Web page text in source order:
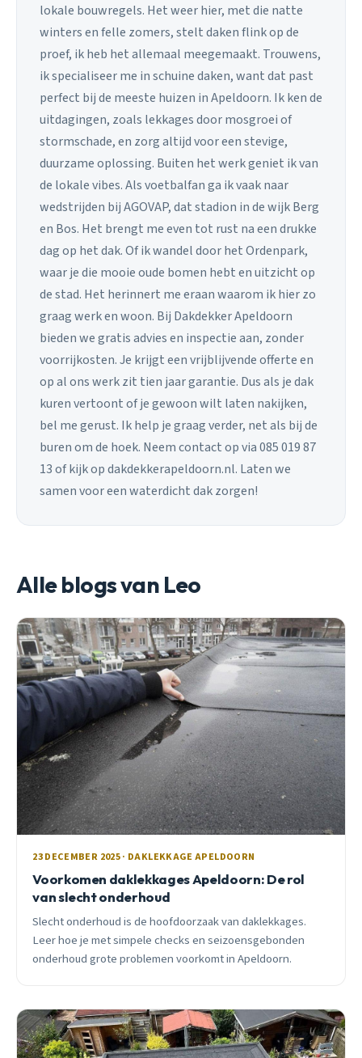
lokale bouwregels. Het weer hier, met die natte
winters en felle zomers, stelt daken flink op de
proef, ik heb het allemaal meegemaakt. Trouwens,
ik specialiseer me in schuine daken, want dat past
perfect bij de meeste huizen in Apeldoorn. Ik ken de
uitdagingen, zoals lekkages door mosgroei of
stormschade, en zorg altijd voor een stevige,
duurzame oplossing. Buiten het werk geniet ik van
de lokale vibes. Als voetbalfan ga ik vaak naar
wedstrijden bij AGOVAP, dat stadion in de wijk Berg
en Bos. Het brengt me even tot rust na een drukke
dag op het dak. Of ik wandel door het Ordenpark,
waar je die mooie oude bomen hebt en uitzicht op
de stad. Het herinnert me eraan waarom ik hier zo
graag werk en woon. Bij Dakdekker Apeldoorn
bieden we gratis advies en inspectie aan, zonder
voorrijkosten. Je krijgt een vrijblijvende offerte en
op al ons werk zit tien jaar garantie. Dus als je dak
kuren vertoont of je gewoon wilt laten nakijken,
bel me gerust. Ik help je graag verder, net als bij de
buren om de hoek. Neem contact op via 085 019 87
13 of kijk op dakdekkerapeldoorn.nl. Laten we
samen voor een waterdicht dak zorgen!
Alle blogs van Leo
23 DECEMBER 2025 · DAKLEKKAGE APELDOORN
Voorkomen daklekkages Apeldoorn: De rol
van slecht onderhoud
Slecht onderhoud is de hoofdoorzaak van daklekkages.
Leer hoe je met simpele checks en seizoensgebonden
onderhoud grote problemen voorkomt in Apeldoorn.